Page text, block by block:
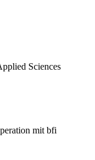
Sciences
mit bfi